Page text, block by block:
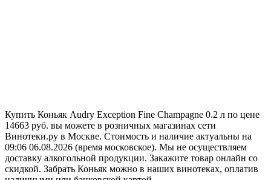
Купить Коньяк Audry Exception Fine Champagne 0.2 л по цене
14663 руб. вы можете в розничных магазинах сети
Винотеки.ру в Москве. Стоимость и наличие актуальны на
09:06 06.08.2026 (время московское). Мы не осуществляем
доставку алкогольной продукции. Закажите товар онлайн со
скидкой. Забрать Коньяк можно в наших винотеках, оплатив